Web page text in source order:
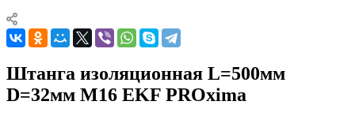
Штанга изоляционная L=500мм
D=32мм М16 EKF PROxima